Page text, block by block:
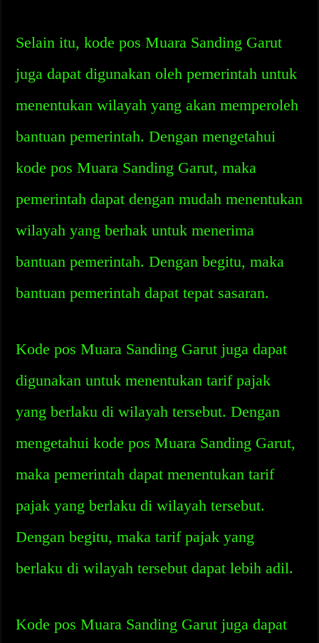
Selain itu, kode pos Muara Sanding Garut
juga dapat digunakan oleh pemerintah untuk
menentukan wilayah yang akan memperoleh
bantuan pemerintah. Dengan mengetahui
kode pos Muara Sanding Garut, maka
pemerintah dapat dengan mudah menentukan
wilayah yang berhak untuk menerima
bantuan pemerintah. Dengan begitu, maka
bantuan pemerintah dapat tepat sasaran.
Kode pos Muara Sanding Garut juga dapat
digunakan untuk menentukan tarif pajak
yang berlaku di wilayah tersebut. Dengan
mengetahui kode pos Muara Sanding Garut,
maka pemerintah dapat menentukan tarif
pajak yang berlaku di wilayah tersebut.
Dengan begitu, maka tarif pajak yang
berlaku di wilayah tersebut dapat lebih adil.
Kode pos Muara Sanding Garut juga dapat